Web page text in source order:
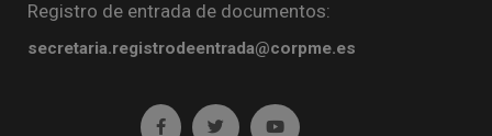
Registro de entrada de documentos:
secretaria.registrodeentrada@corpme.es
Ir a facebook (abre en ventana nueva)
Ir a twitter (abre en ventana nueva)
Ir a YouTube (abre en